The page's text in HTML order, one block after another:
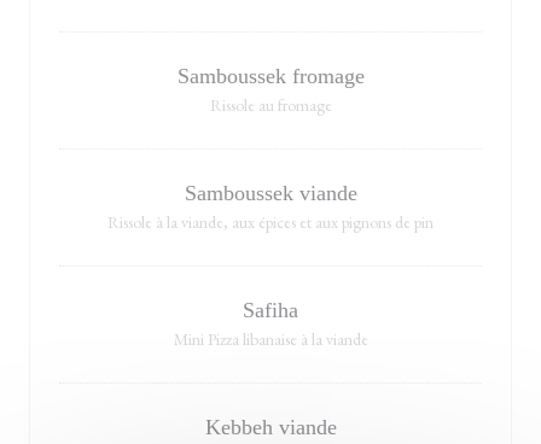
Samboussek fromage
Rissole au fromage
Samboussek viande
Rissole à la viande, aux épices et aux pignons de pin
Safiha
Mini Pizza libanaise à la viande
Kebbeh viande